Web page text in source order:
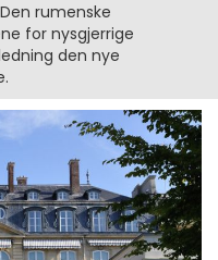
rumenske
for nysgjerrige
den nye